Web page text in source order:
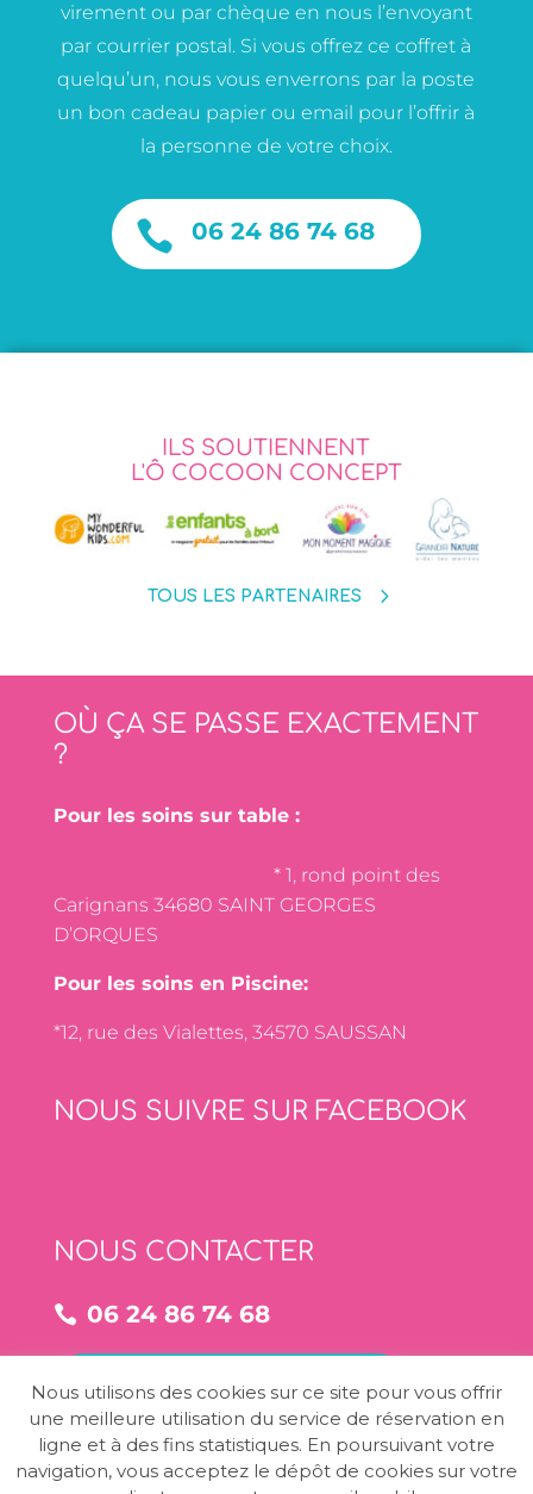
virement ou par chèque en nous l’envoyant
par courrier postal. Si vous offrez ce coffret à
quelqu’un, nous vous enverrons par la poste
un bon cadeau papier ou email pour l’offrir à
la personne de votre choix.
 06 24 86 74 68
ILS SOUTIENNENT
L'Ô COCOON CONCEPT
TOUS LES PARTENAIRES
OÙ ÇA SE PASSE EXACTEMENT
?
Pour les soins sur table :
* 1, rond point des
Carignans 34680 SAINT GEORGES
D’ORQUES
Pour les soins en Piscine:
*12, rue des Vialettes, 34570 SAUSSAN
NOUS SUIVRE SUR FACEBOOK
NOUS CONTACTER
06 24 86 74 68
NOUS CONTACTER PAR MAIL
Nous utilisons des cookies sur ce site pour vous offrir
une meilleure utilisation du service de réservation en
ligne et à des fins statistiques. En poursuivant votre
navigation, vous acceptez le dépôt de cookies sur votre